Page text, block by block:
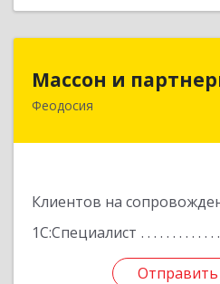
Массон и
Феодосия
Клиентов на
1С:Специалист
Отправить
298112, Крым Респ,
Отправить